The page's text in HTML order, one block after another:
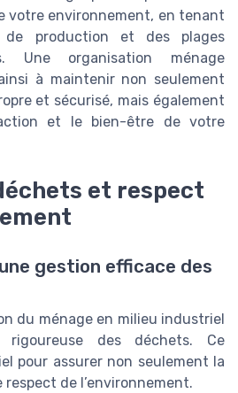
votre environnement, en tenant
de production et des plages
Une organisation ménage
à maintenir non seulement
et sécurisé, mais également
et le bien-être de votre
et respect
gestion efficace des
du ménage en milieu industriel
des déchets. Ce
pour assurer non seulement la
respect de l’environnement.